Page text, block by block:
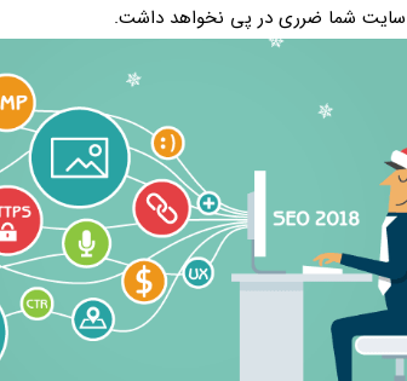
سایت شما ضرری در پی نخواهد داشت.